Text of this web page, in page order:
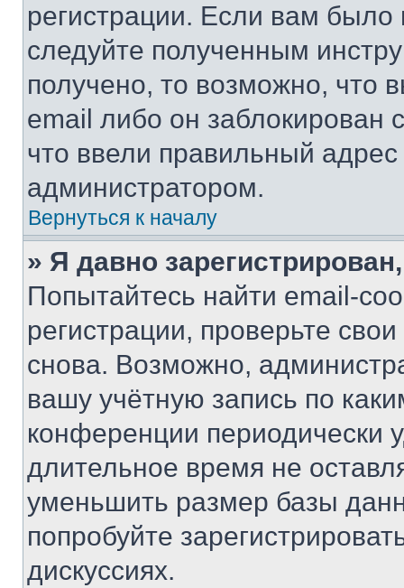
регистрации. Если вам
следуйте полученным
получено, то возможно, что
email либо он
что ввели правильный адрес
администратором.
Вернуться к началу
» Я давно
Попытайтесь найти email-
регистрации, проверьте
снова. Возможно,
вашу учётную запись по
конференции периодически
длительное время не
уменьшить размер базы
попробуйте
дискуссиях.